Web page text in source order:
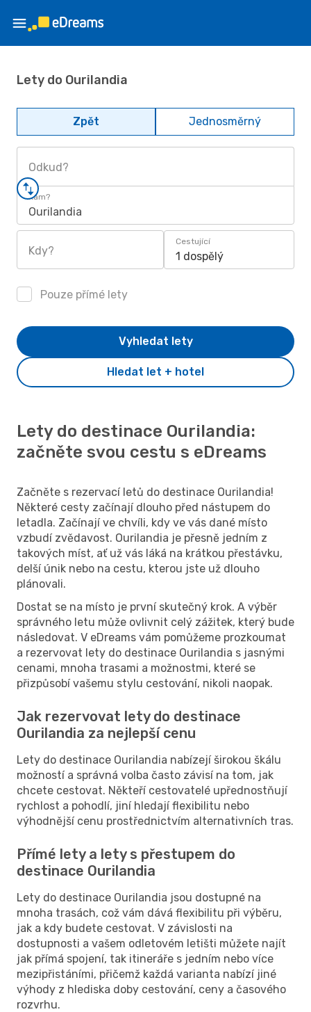
Lety do Ourilandia
Zpět Jednosměrný
Odkud?
Kam?
Ourilandia
Kdy?
Cestující
1 dospělý
Pouze přímé lety
Hledat let + hotel
Vyhledat lety
Lety do destinace Ourilandia:
začněte svou cestu s eDreams
Začněte s rezervací letů do destinace Ourilandia!
Některé cesty začínají dlouho před nástupem do
letadla. Začínají ve chvíli, kdy ve vás dané místo
vzbudí zvědavost. Ourilandia je přesně jedním z
takových míst, ať už vás láká na krátkou přestávku,
delší únik nebo na cestu, kterou jste už dlouho
plánovali.
Dostat se na místo je první skutečný krok. A výběr
správného letu může ovlivnit celý zážitek, který bude
následovat. V eDreams vám pomůžeme prozkoumat
a rezervovat lety do destinace Ourilandia s jasnými
cenami, mnoha trasami a možnostmi, které se
přizpůsobí vašemu stylu cestování, nikoli naopak.
Jak rezervovat lety do destinace
Ourilandia za nejlepší cenu
Lety do destinace Ourilandia nabízejí širokou škálu
možností a správná volba často závisí na tom, jak
chcete cestovat. Někteří cestovatelé upřednostňují
rychlost a pohodlí, jiní hledají flexibilitu nebo
výhodnější cenu prostřednictvím alternativních tras.
Přímé lety a lety s přestupem do
destinace Ourilandia
Lety do destinace Ourilandia jsou dostupné na
mnoha trasách, což vám dává flexibilitu při výběru,
jak a kdy budete cestovat. V závislosti na
dostupnosti a vašem odletovém letišti můžete najít
jak přímá spojení, tak itineráře s jedním nebo více
mezipřistáními, přičemž každá varianta nabízí jiné
výhody z hlediska doby cestování, ceny a časového
rozvrhu.